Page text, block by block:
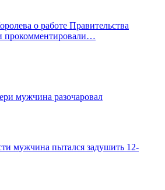
о работе Правительства
прокомментировали…
мужчина разочаровал
мужчина пытался задушить 12-